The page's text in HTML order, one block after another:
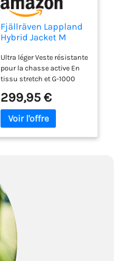
Fjällräven Lappland
Hybrid Jacket M
Homme Dark Olive
FR : 2XL (Taille
Fabricant : XXL)
Ultra léger Veste résistante
pour la chasse active En
tissu stretch et G-1000
amovible Department:
Homme
299,95 €